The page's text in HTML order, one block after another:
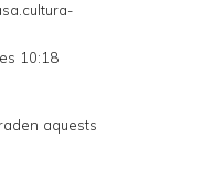
10:18
aquests